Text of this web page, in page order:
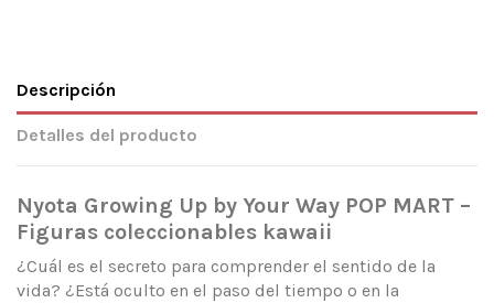
Descripción
Detalles del producto
Nyota Growing Up by Your Way POP MART –
Figuras coleccionables kawaii
¿Cuál es el secreto para comprender el sentido de la
vida? ¿Está oculto en el paso del tiempo o en la